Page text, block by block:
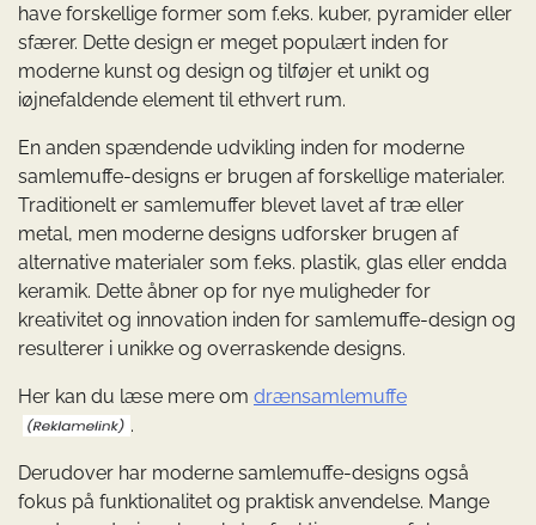
have forskellige former som f.eks. kuber, pyramider eller
sfærer. Dette design er meget populært inden for
moderne kunst og design og tilføjer et unikt og
iøjnefaldende element til ethvert rum.
En anden spændende udvikling inden for moderne
samlemuffe-designs er brugen af forskellige materialer.
Traditionelt er samlemuffer blevet lavet af træ eller
metal, men moderne designs udforsker brugen af
alternative materialer som f.eks. plastik, glas eller endda
keramik. Dette åbner op for nye muligheder for
kreativitet og innovation inden for samlemuffe-design og
resulterer i unikke og overraskende designs.
Her kan du læse mere om drænsamlemuffe
.
Derudover har moderne samlemuffe-designs også
fokus på funktionalitet og praktisk anvendelse. Mange